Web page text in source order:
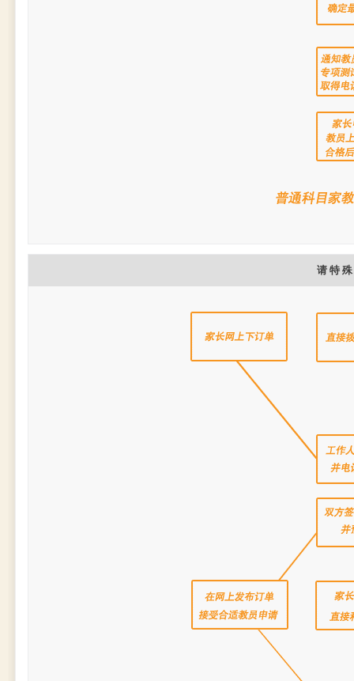
请 特